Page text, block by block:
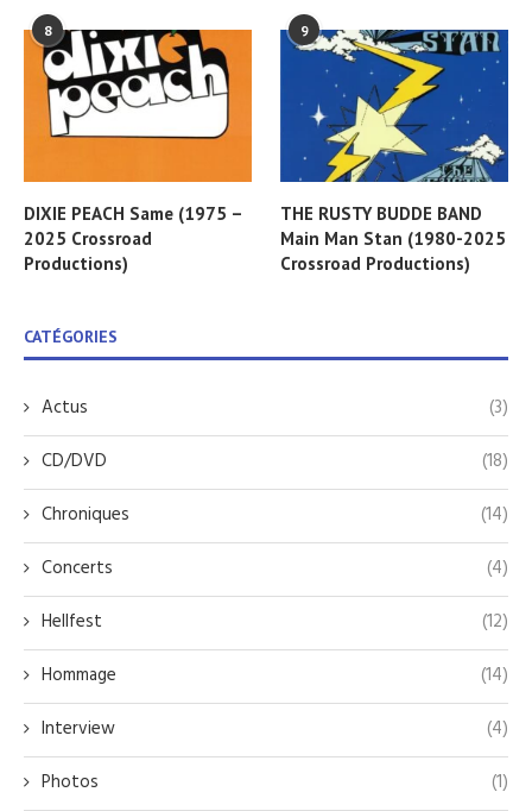
8
DIXIE PEACH Same (1975 –
2025 Crossroad
Productions)
9
THE RUSTY BUDDE BAND
Main Man Stan (1980-2025
Crossroad Productions)
CATÉGORIES
Actus
(3)
CD/DVD
(18)
Chroniques
(14)
Concerts
(4)
Hellfest
(12)
Hommage
(14)
Interview
(4)
Photos
(1)